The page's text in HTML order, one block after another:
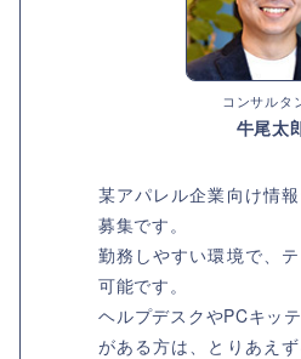
コンサルタ
牛尾太
某アパレル企業向け情
募集です。
勤務しやすい環境で、
可能です。
ヘルプデスクやPCキッ
がある方は、とりあえ